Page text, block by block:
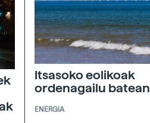
Itsasoko eolikoak
ordenagailu batean
ENERGIA